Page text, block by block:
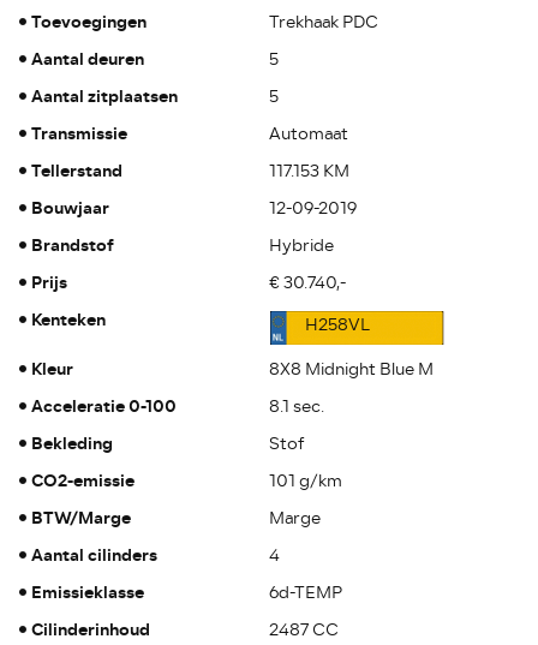
Toevoegingen Trekhaak PDC
Aantal deuren 5
Aantal zitplaatsen 5
Transmissie Automaat
Tellerstand 117.153 KM
Bouwjaar 12-09-2019
Brandstof Hybride
Prijs € 30.740,-
Kenteken H258VL
Kleur 8X8 Midnight Blue M
Acceleratie 0-100 8.1 sec.
Bekleding Stof
CO2-emissie 101 g/km
BTW/Marge Marge
Aantal cilinders 4
Emissieklasse 6d-TEMP
Cilinderinhoud 2487 CC